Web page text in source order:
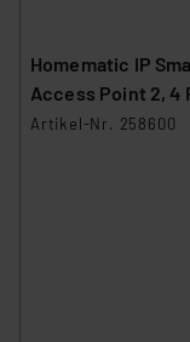
Homematic IP
Access Point 2, 4
Artikel-Nr. 258600